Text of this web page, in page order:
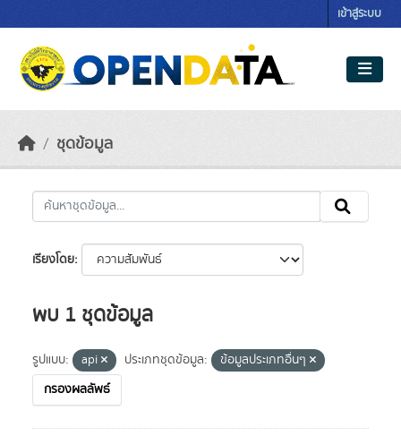
เข้าสู่ระบบ
ชุดข้อมูล
เรียงโดย
พบ 1 ชุดข้อมูล
รูปแบบ: api ประเภทชุดข้อมูล:
ข้อมูลประเภทอื่นๆ
กรองผลลัพธ์